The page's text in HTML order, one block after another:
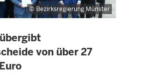
Bezirksregierung Münster
von über 27